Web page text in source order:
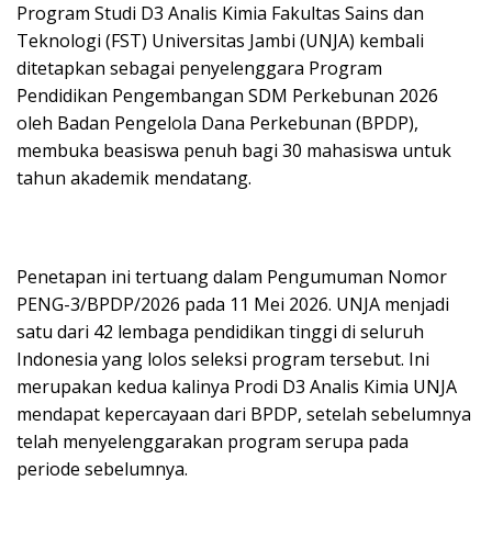
Program Studi D3 Analis Kimia Fakultas Sains dan
Teknologi (FST) Universitas Jambi (UNJA) kembali
ditetapkan sebagai penyelenggara Program
Pendidikan Pengembangan SDM Perkebunan 2026
oleh Badan Pengelola Dana Perkebunan (BPDP),
membuka beasiswa penuh bagi 30 mahasiswa untuk
tahun akademik mendatang.
Penetapan ini tertuang dalam Pengumuman Nomor
PENG-3/BPDP/2026 pada 11 Mei 2026. UNJA menjadi
satu dari 42 lembaga pendidikan tinggi di seluruh
Indonesia yang lolos seleksi program tersebut. Ini
merupakan kedua kalinya Prodi D3 Analis Kimia UNJA
mendapat kepercayaan dari BPDP, setelah sebelumnya
telah menyelenggarakan program serupa pada
periode sebelumnya.